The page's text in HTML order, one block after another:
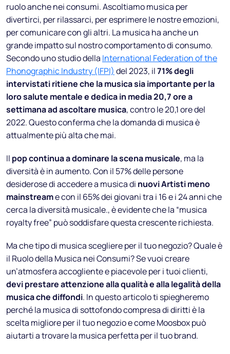
ruolo anche nei consumi. Ascoltiamo musica per
divertirci, per rilassarci, per esprimere le nostre emozioni,
per comunicare con gli altri. La musica ha anche un
grande impatto sul nostro comportamento di consumo.
Secondo uno studio della International Federation of the
Phonographic Industry (IFPI) del 2023, il71% degli
intervistati ritiene che la musica sia importante per la
loro salute mentale e dedica in media 20,7 ore a
settimana ad ascoltare musica, contro le 20,1 ore del
2022. Questo conferma che la domanda di musica è
attualmente più alta che mai.
Il pop continua a dominare la scena musicale, ma la
diversità è in aumento. Con il 57% delle persone
desiderose di accedere a musica di nuovi Artisti meno
mainstreame con il 65% dei giovani tra i 16 e i 24 anni che
cerca la diversità musicale., è evidente che la “musica
royalty free” può soddisfare questa crescente richiesta.
Ma che tipo di musica scegliere per il tuo negozio? Quale è
il Ruolo della Musica nei Consumi? Se vuoi creare
un’atmosfera accogliente e piacevole per i tuoi clienti,
devi prestare attenzione alla qualità e alla legalità della
musica che diffondi. In questo articolo ti spiegheremo
perché la musica di sottofondo compresa di diritti è la
scelta migliore per il tuo negozio e come Moosbox può
aiutarti a trovare la musica perfetta per il tuo brand.